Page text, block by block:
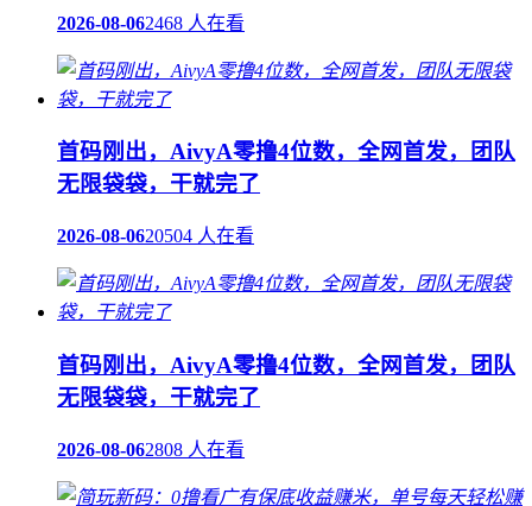
2026-08-062468 人在看
首码刚出，AivyA零撸4位数，全网首发，团队
无限袋袋，干就完了
2026-08-0620504 人在看
首码刚出，AivyA零撸4位数，全网首发，团队
无限袋袋，干就完了
2026-08-062808 人在看